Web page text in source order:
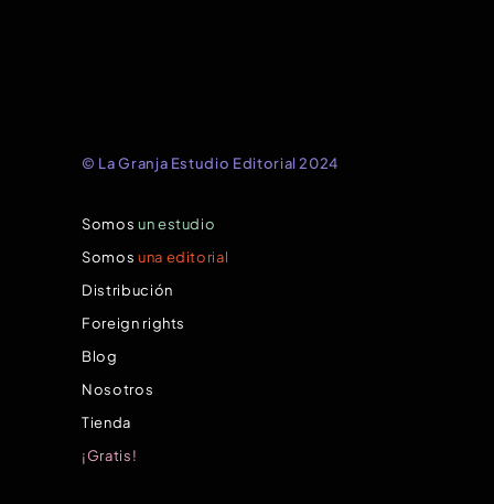
© La Granja Estudio Editorial 2024
Somos un estudio
Somos una editorial
Distribución
Foreign rights
Blog
Nosotros
Tienda
¡Gratis!